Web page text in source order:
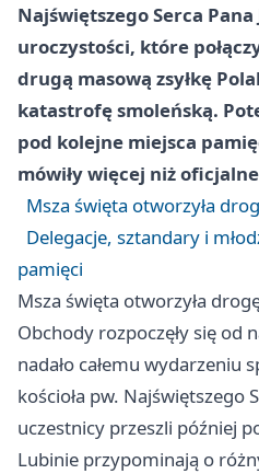
Najświętszego Serca Pana
uroczystości, które
drugą masową zsyłkę
katastrofę smoleńską.
pod kolejne miejsca
mówiły więcej niż oficjalne
Msza święta otworzyła
Delegacje, sztandary i
pamięci
Msza święta otworzyła
Obchody rozpoczęły się od
nadało całemu wydarzeniu
kościoła pw. Najświętszego
uczestnicy przeszli później
Lubinie przypominają o